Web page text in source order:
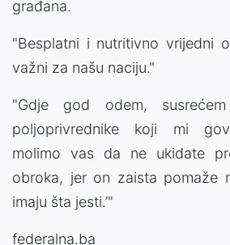
građana.
"Besplatni i nutritivno vrijedni
važni za našu naciju."
"Gdje god odem,
poljoprivrednike koji mi
molimo vas da ne ukidate
obroka, jer on zaista pomaže
imaju šta jesti.’"
federalna.ba